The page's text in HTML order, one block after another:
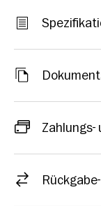
Zahlungs-